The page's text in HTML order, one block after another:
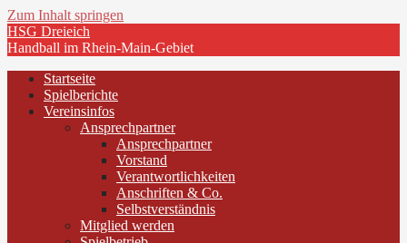
Zum Inhalt springen
HSG Dreieich
Handball im Rhein-Main-Gebiet
Startseite
Spielberichte
Vereinsinfos
Ansprechpartner
Ansprechpartner
Vorstand
Verantwortlichkeiten
Anschriften & Co.
Selbstverständnis
Mitglied werden